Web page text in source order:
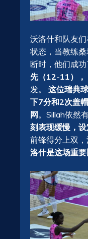
沃洛什和队友
状态，当教练
断时，他们成功
先（12-11），
发。 这位瑞典
下7分和2次盖
网。Sillah依然
刻表现缓慢，
前锋得分上双
洛什是这场重